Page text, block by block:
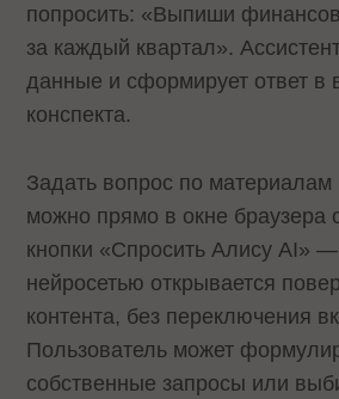
попросить: «Выпиши
за каждый квартал».
данные и сформирует ответ в
конспекта.
Задать вопрос по материалам
можно прямо в окне
кнопки «Спросить Алису AI»
нейросетью открывается
контента, без переключения
Пользователь может
собственные запросы или